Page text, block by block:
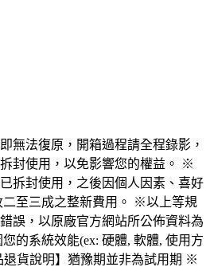
無法復原，開箱過程請全程錄影，
封使用，以免影響您的權益。 ※
拆封使用，之後因個人因素、喜好
二至三成之整新費用。 ※以上等規
誤，以原廠官方網站所公佈資料為
的系統效能(ex: 硬體, 軟體, 使用方
退貨說明】猶豫期並非為試用期 ※